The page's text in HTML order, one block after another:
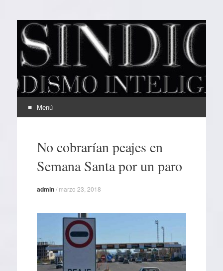
EL SINDICAL
Periodismo Inteligente
Menú
contenidoNo cobrarían peajes en
Semana Santa por un paro
admin/ marzo 23, 2018